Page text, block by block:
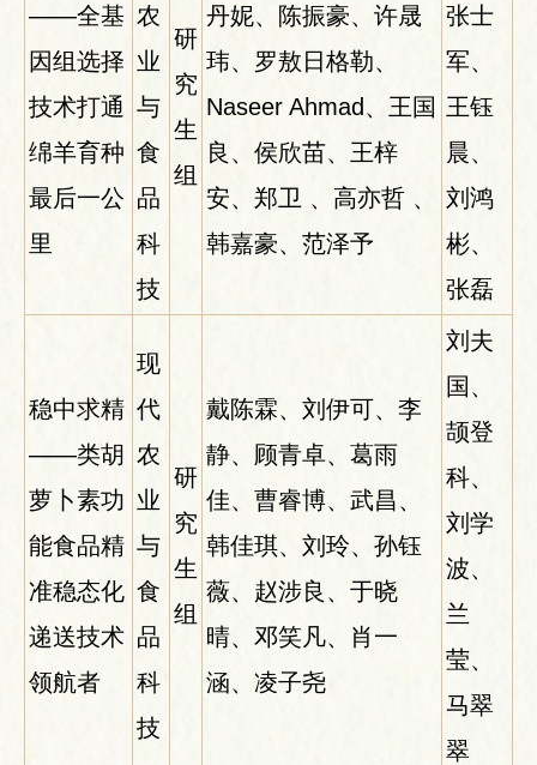
——全基
因组选择
技术打通
绵羊育种
最后一公
里
农
业
与
食
品
科
技
研
究
生
组
丹妮、陈振豪、许晟
玮、罗敖日格勒、
Naseer Ahmad、王国
良、侯欣苗、王梓
安、郑卫 、高亦哲 、
韩嘉豪、范泽予
张士
军、
王钰
晨、
刘鸿
彬、
张磊
稳中求精
——类胡
萝卜素功
能食品精
准稳态化
递送技术
领航者
现
代
农
业
与
食
品
科
技
研
究
生
组
戴陈霖、刘伊可、李
静、顾青卓、葛雨
佳、曹睿博、武昌、
韩佳琪、刘玲、孙钰
薇、赵涉良、于晓
晴、邓笑凡、肖一
涵、凌子尧
刘夫
国、
颉登
科、
刘学
波、
兰
莹、
马翠
翠